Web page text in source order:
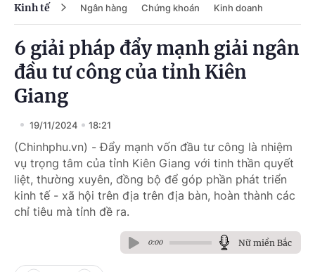
Kinh tế Ngân hàng Chứng khoán Kinh doanh
6 giải pháp đẩy mạnh giải ngân
đầu tư công của tỉnh Kiên
Giang
19/11/2024 18:21
(Chinhphu.vn) - Đẩy mạnh vốn đầu tư công là nhiệm
vụ trọng tâm của tỉnh Kiên Giang với tinh thần quyết
liệt, thường xuyên, đồng bộ để góp phần phát triển
kinh tế - xã hội trên địa trên địa bàn, hoàn thành các
chỉ tiêu mà tỉnh đề ra.
0:00 Nữ miền Bắc